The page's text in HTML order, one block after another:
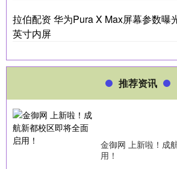
拉伯配资 华为Pura X Max屏幕参数曝
英寸内屏
推荐资讯
金御网 上新啦！成
用！